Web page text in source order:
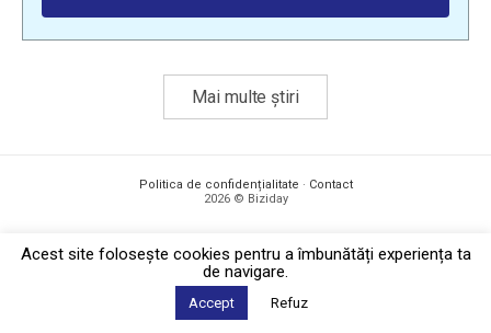
Mai multe știri
Politica de confidențialitate · Contact
2026 © Biziday
Acest site foloseşte cookies pentru a îmbunătăți experiența ta
de navigare.
Accept Refuz